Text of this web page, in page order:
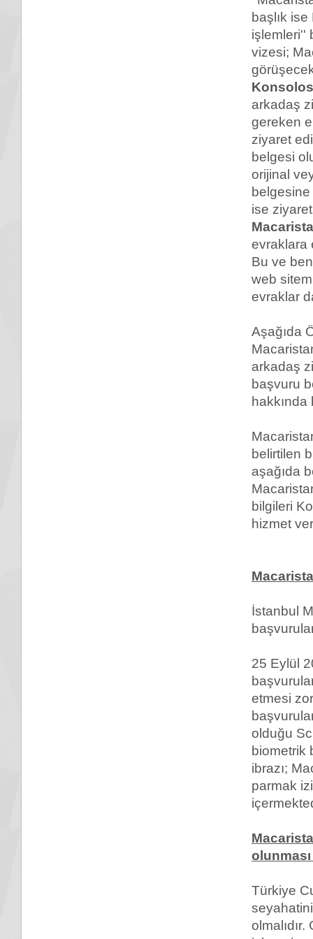
başlık
işlemleri''
vizesi;
arkadaş
gereken
ziyaret
belgesi
orijinal
ise
evraklara
Bu ve
web
evraklar
Aşağıda
arkadaş
başvuru
belirtilen
aşağıda
bilgileri
hizmet
İstanbul
25 Eylül
etmesi
olduğu
biometrik
ibrazı;
parmak
Türkiye